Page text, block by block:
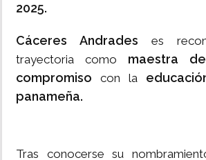
2025.
Cáceres Andrades es
trayectoria como maestra
compromiso con la
panameña.
Tras conocerse su